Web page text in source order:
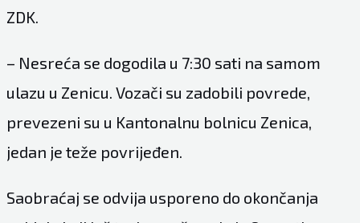
ZDK.
– Nesreća se dogodila u 7:30 sati na samom
ulazu u Zenicu. Vozači su zadobili povrede,
prevezeni su u Kantonalnu bolnicu Zenica,
jedan je teže povrijeđen.
Saobraćaj se odvija usporeno do okončanja